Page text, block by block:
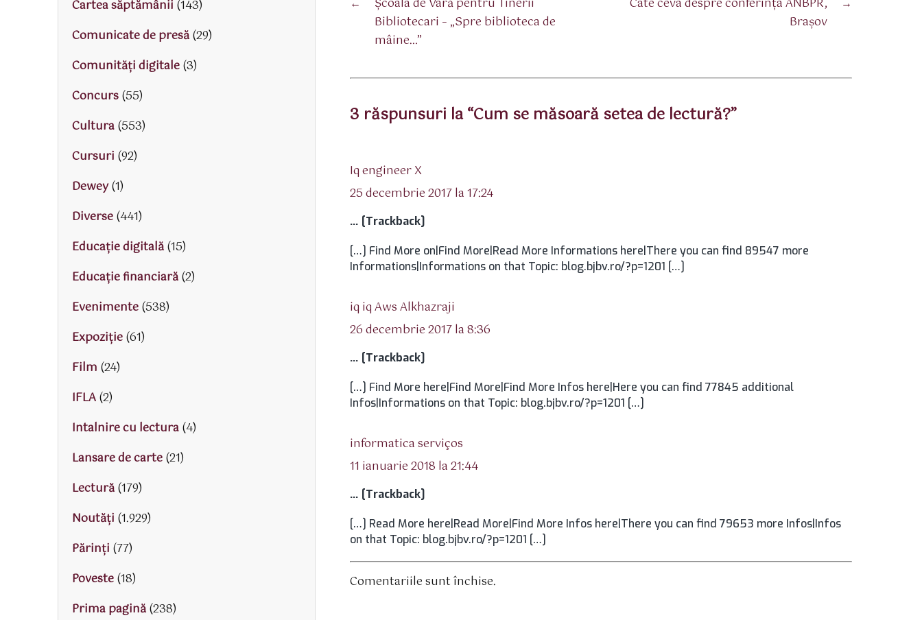
←
Şcoala de Vară pentru Tinerii
Bibliotecari – „Spre biblioteca de
mâine…”
→
Câte ceva despre conferinţa ANBPR,
Braşov
3 răspunsuri la “Cum se măsoară setea de lectură?”
Iq engineer X
25 decembrie 2017 la 17:24
… [Trackback]
[…] Find More on|Find More|Read More Informations here|There you can find 89547 more
Informations|Informations on that Topic: blog.bjbv.ro/?p=1201 […]
iq iq Aws Alkhazraji
26 decembrie 2017 la 8:36
… [Trackback]
[…] Find More here|Find More|Find More Infos here|Here you can find 77845 additional
Infos|Informations on that Topic: blog.bjbv.ro/?p=1201 […]
informatica serviços
11 ianuarie 2018 la 21:44
… [Trackback]
[…] Read More here|Read More|Find More Infos here|There you can find 79653 more Infos|Infos
on that Topic: blog.bjbv.ro/?p=1201 […]
Comentariile sunt închise.
Cartea săptămânii (143)
Comunicate de presă(29)
Comunități digitale(3)
Concurs(55)
Cultura(553)
Cursuri (92)
Dewey(1)
Diverse(441)
Educaţie digitală(15)
Educaţie financiară(2)
Evenimente(538)
Expoziție(61)
Film (24)
IFLA(2)
Intalnire cu lectura(4)
Lansare de carte(21)
Lectură(179)
Noutăți (1.929)
Părinţi (77)
Poveste(18)
Prima pagină(238)